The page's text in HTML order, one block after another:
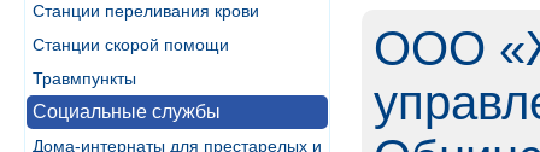
Станции переливания крови
Станции скорой помощи
Травмпункты
Социальные службы
Дома-интернаты для престарелых и
ООО